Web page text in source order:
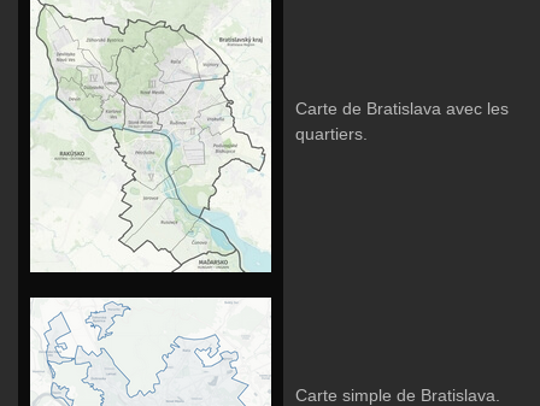
Carte de Bratislava avec les
quartiers.
Carte simple de Bratislava.